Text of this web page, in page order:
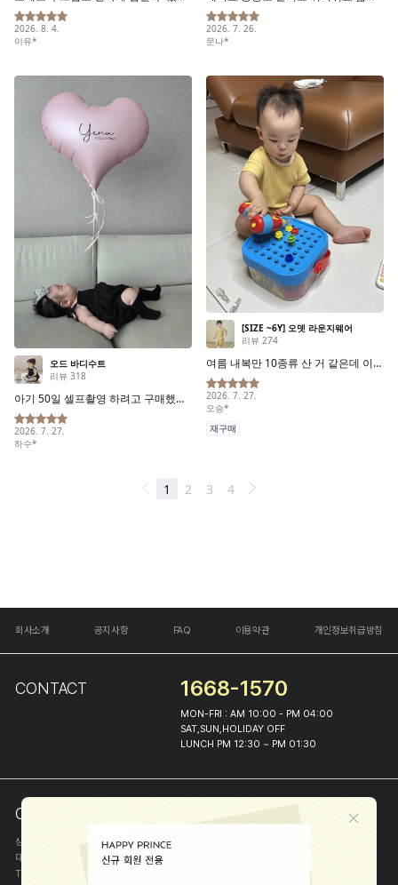
회사소개 공지사항 FAQ 이용약관 개인정보취급방침
CONTACT 1668-1570
MON-FRI : AM 10:00 - PM 04:00
SAT,SUN,HOLIDAY OFF
LUNCH PM 12:30 ~ PM 01:30
COMPANY INFO
상호
(주)해피프린스
대표
이화진
TEL